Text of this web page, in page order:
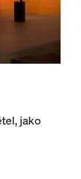
jako